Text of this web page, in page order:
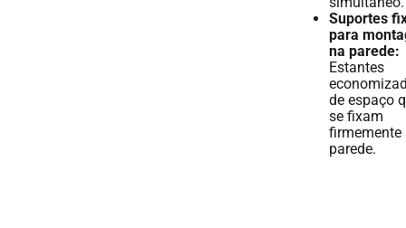
Suportes
para
na parede:
Estantes
de espaço
se fixam
firmemente
parede.